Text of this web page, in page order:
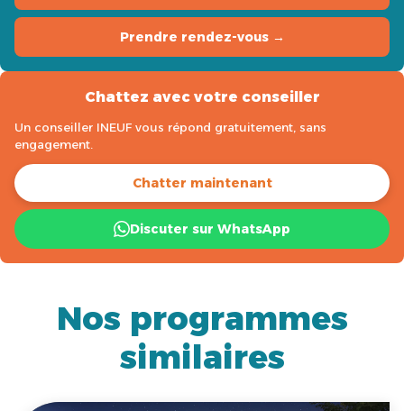
Prendre rendez-vous →
Chattez avec votre conseiller
Un conseiller INEUF vous répond gratuitement, sans
engagement.
Chatter maintenant
Discuter sur WhatsApp
Nos programmes
similaires